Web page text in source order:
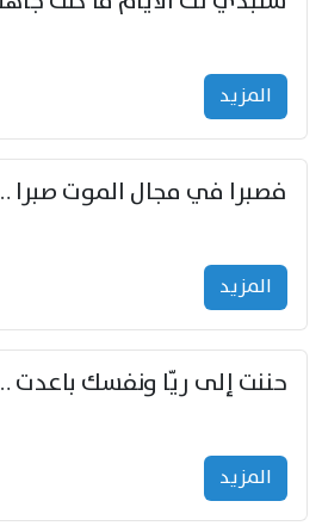
المزید
المزید
المزید